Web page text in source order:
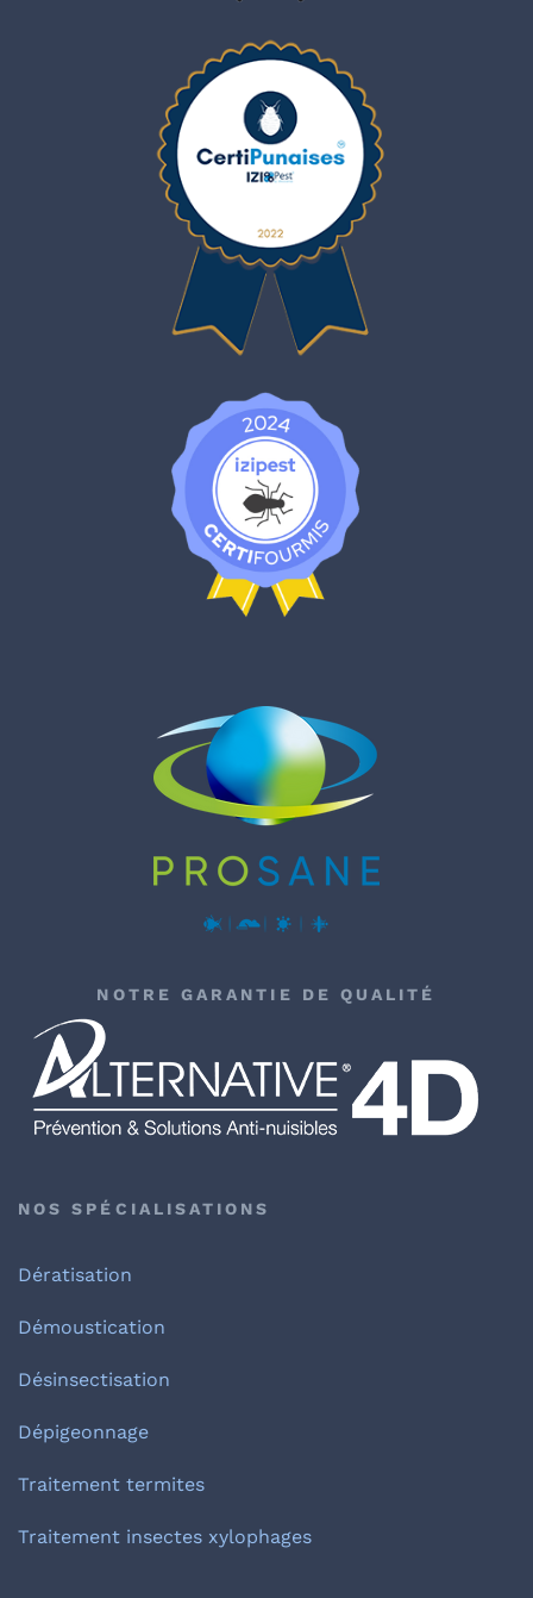
NOTRE GARANTIE DE QUALITÉ
NOS SPÉCIALISATIONS
Dératisation
Démoustication
Désinsectisation
Dépigeonnage
Traitement termites
Traitement insectes xylophages